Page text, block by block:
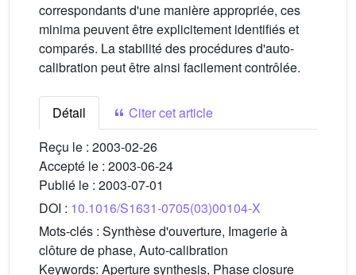
correspondants d'une manière appropriée, ces
minima peuvent être explicitement identifiés et
comparés. La stabilité des procédures d'auto-
calibration peut être ainsi facilement contrôlée.
Détail
Citer cet article
Reçu le : 2003-02-26
Accepté le : 2003-06-24
Publié le : 2003-07-01
DOI : 10.1016/S1631-0705(03)00104-X
Mots-clés : Synthèse d'ouverture, Imagerie à
clôture de phase, Auto-calibration
Keywords: Aperture synthesis, Phase closure